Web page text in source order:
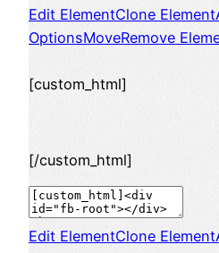
Edit ElementClone Element
OptionsMoveRemove
[custom_html]
[/custom_html]
Edit ElementClone Element